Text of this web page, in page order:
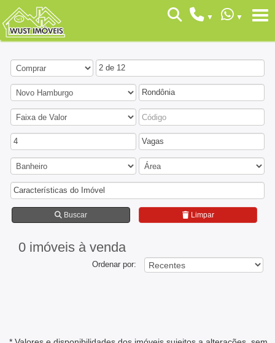
2 de 12
Rondônia
4 Vagas
Características do Imóvel
Buscar Limpar
0 imóveis à venda
Ordenar por: